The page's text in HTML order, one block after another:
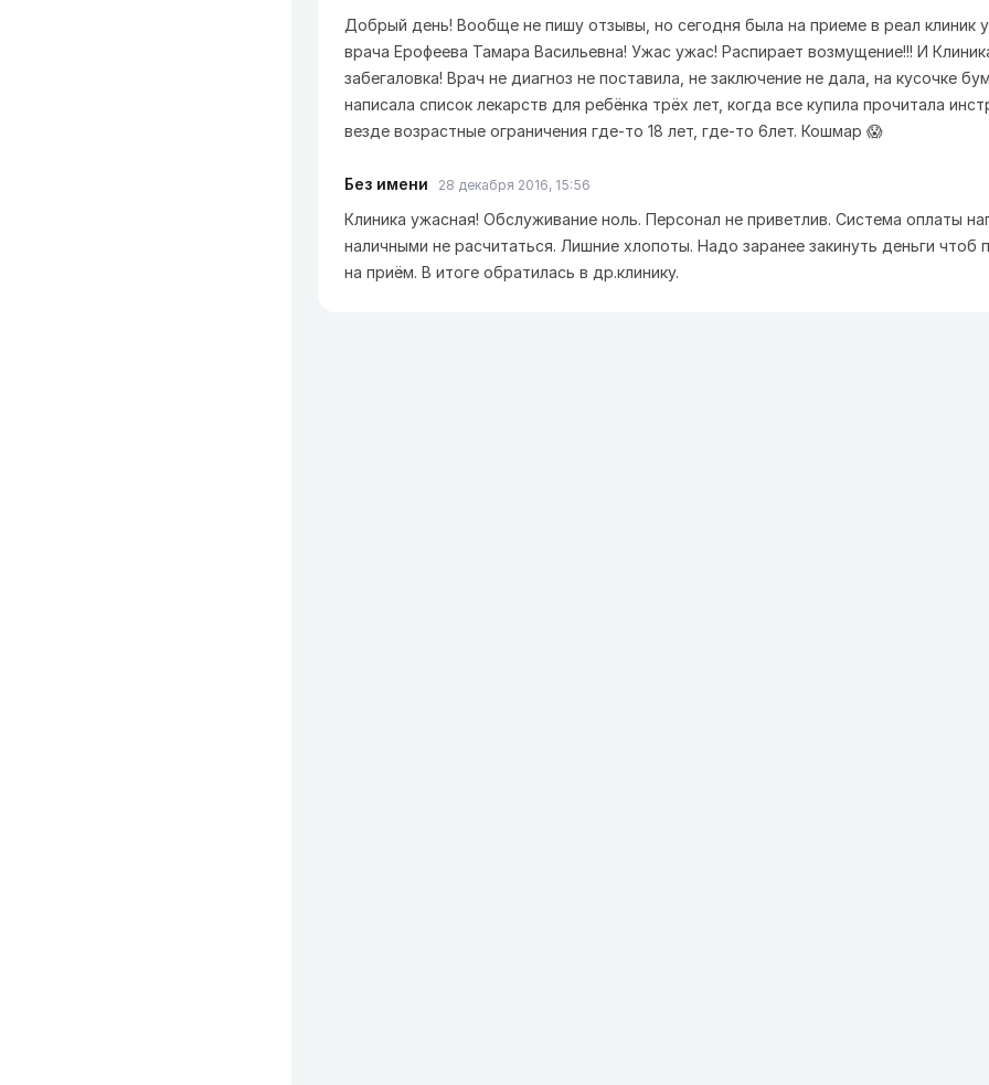
Добрый день! Вообще не пишу отзывы, но сегодня была на приеме в реал клиник
врача Ерофеева Тамара Васильевна! Ужас ужас! Распирает возмущение!!! И
забегаловка! Врач не диагноз не поставила, не заключение не дала, на кусочке
написала список лекарств для ребёнка трёх лет, когда все купила прочитала
везде возрастные ограничения где-то 18 лет, где-то 6лет. Кошмар 😱
Без имени 28 декабря 2016, 15:56
Клиника ужасная! Обслуживание ноль. Персонал не приветлив. Система оплаты
наличными не расчитаться. Лишние хлопоты. Надо заранее закинуть деньги чтоб
на приём. В итоге обратилась в др.клинику.